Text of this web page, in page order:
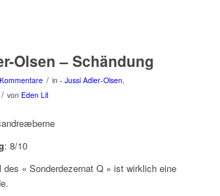
Olsen – Schändung
/ in - Jussi Adler-Olsen,
/ von Eden Lit
: 8/10
des « Sonderdezernat Q » ist wirklich eine